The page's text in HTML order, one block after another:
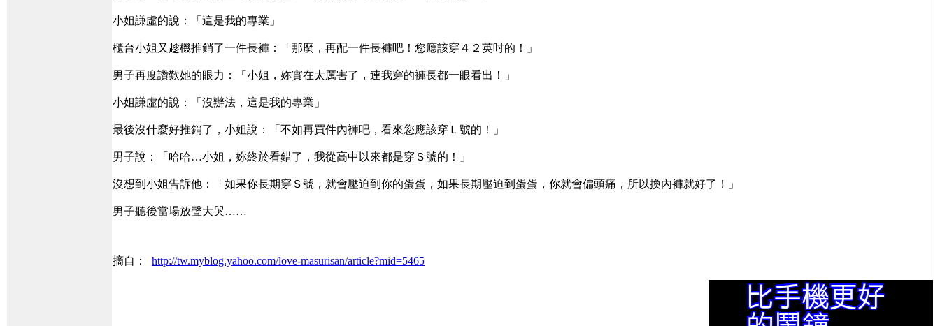
小姐謙虛的說：「這是我的專業」
櫃台小姐又趁機推銷了一件長褲：「那麼，再配一件長褲吧！您應該穿４２英吋的！」
男子再度讚歎她的眼力：「小姐，妳實在太厲害了，連我穿的褲長都一眼看出！」
小姐謙虛的說：「沒辦法，這是我的專業」
最後沒什麼好推銷了，小姐說：「不如再買件內褲吧，看來您應該穿Ｌ號的！」
男子說：「哈哈…小姐，妳終於看錯了，我從高中以來都是穿Ｓ號的！」
沒想到小姐告訴他：「如果你長期穿Ｓ號，就會壓迫到你的蛋蛋，如果長期壓迫到蛋蛋，你就會偏頭痛，所以換內褲就好了！」
男子聽後當場放聲大哭……
摘自： http://tw.myblog.yahoo.com/love-masurisan/article?mid=5465